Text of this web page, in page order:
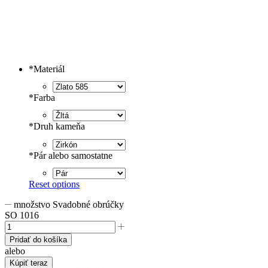
*Materiál
*Farba
*Druh kameňa
*Pár alebo samostatne
Reset options
množstvo Svadobné obrúčky
SO 1016
Pridať do košíka
alebo
Kúpiť teraz